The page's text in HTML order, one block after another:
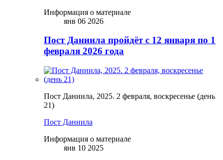
Информация о материале
янв 06 2026
Пост Даниила пройдёт с 12 января по 1
февраля 2026 года
Пост Даниила, 2025. 2 февраля, воскресенье (день
21)
Пост Даниила
Информация о материале
янв 10 2025